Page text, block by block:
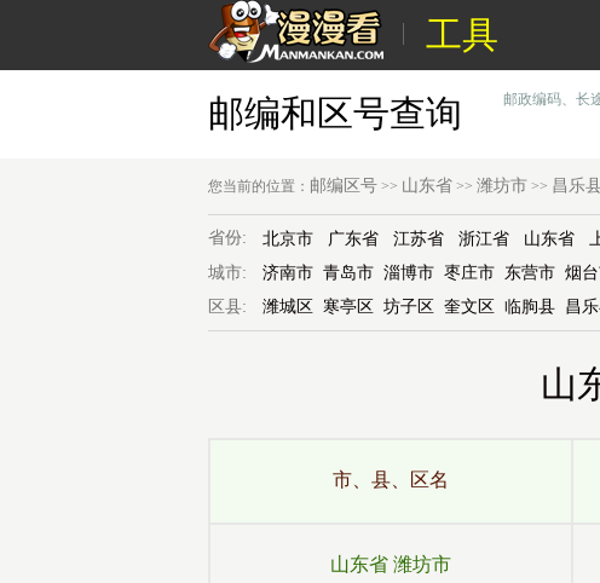
工具
邮编和区号查询 邮政编码、长
您当前的位置： 邮编区号 >> 山东省 >> 潍坊市 >> 昌乐
省份: 北京市 广东省 江苏省 浙江省 山东省
城市:
济南市 青岛市 淄博市 枣庄市 东营市 烟
区县:
潍城区 寒亭区 坊子区 奎文区 临朐县 昌
山
市、县、区名
山东省 潍坊市